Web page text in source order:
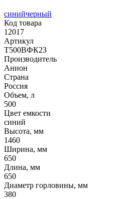
синийчерный
Код товара
12017
Артикул
Т500ВФК2З
Производитель
Анион
Страна
Россия
Объем, л
500
Цвет емкости
синий
Высота, мм
1460
Ширина, мм
650
Длина, мм
650
Диаметр горловины, мм
380